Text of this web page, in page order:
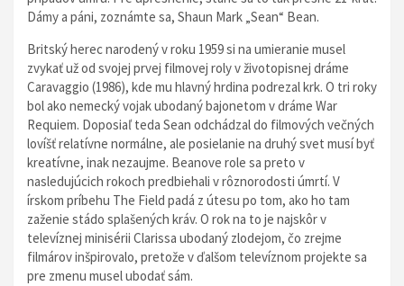
Dámy a páni, zoznámte sa, Shaun Mark „Sean“ Bean.
Britský herec narodený v roku 1959 si na umieranie musel
zvykať už od svojej prvej filmovej roly v životopisnej dráme
Caravaggio (1986), kde mu hlavný hrdina podrezal krk. O tri roky
bol ako nemecký vojak ubodaný bajonetom v dráme War
Requiem. Doposiaľ teda Sean odchádzal do filmových večných
lovíšť relatívne normálne, ale posielanie na druhý svet musí byť
kreatívne, inak nezaujme. Beanove role sa preto v
nasledujúcich rokoch predbiehali v rôznorodosti úmrtí. V
írskom príbehu The Field padá z útesu po tom, ako ho tam
zaženie stádo splašených kráv. O rok na to je najskôr v
televíznej minisérii Clarissa ubodaný zlodejom, čo zrejme
filmárov inšpirovalo, pretože v ďalšom televíznom projekte sa
pre zmenu musel ubodať sám.